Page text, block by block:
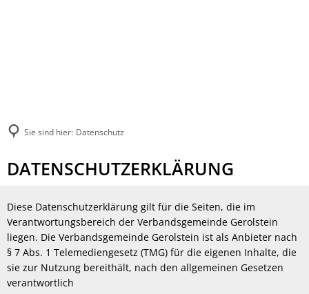
Sie sind hier: Datenschutz
Datenschutz
DATENSCHUTZERKLÄRUNG
Diese Datenschutzerklärung gilt für die Seiten, die im
Verantwortungsbereich der Verbandsgemeinde Gerolstein
liegen. Die Verbandsgemeinde Gerolstein ist als Anbieter nach
§ 7 Abs. 1 Telemediengesetz (TMG) für die eigenen Inhalte, die
sie zur Nutzung bereithält, nach den allgemeinen Gesetzen
verantwortlich